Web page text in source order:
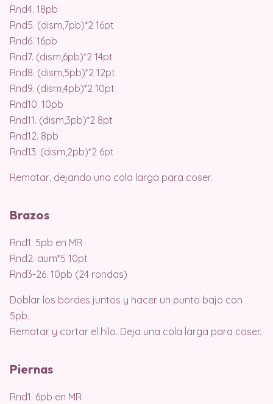
Rnd4. 18pb
Rnd5. (dism,7pb)*2 16pt
Rnd6. 16pb
Rnd7. (dism,6pb)*2 14pt
Rnd8. (dism,5pb)*2 12pt
Rnd9. (dism,4pb)*2 10pt
Rnd10. 10pb
Rnd11. (dism,3pb)*2 8pt
Rnd12. 8pb
Rnd13. (dism,2pb)*2 6pt
Rematar, dejando una cola larga para coser.
Brazos
Rnd1. 5pb en MR
Rnd2. aum*5 10pt
Rnd3-26. 10pb (24 rondas)
Doblar los bordes juntos y hacer un punto bajo con
5pb.
Rematar y cortar el hilo. Deja una cola larga para coser.
Piernas
Rnd1. 6pb en MR